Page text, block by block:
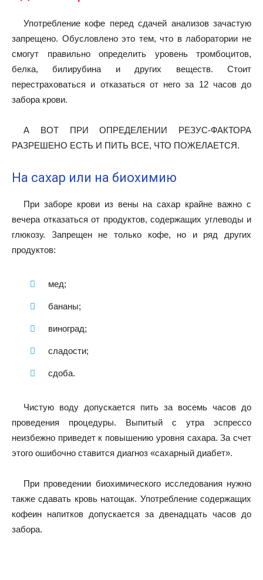
Употребление кофе перед сдачей анализов зачастую
запрещено. Обусловлено это тем, что в лаборатории не
смогут правильно определить уровень тромбоцитов,
белка, билирубина и других веществ. Стоит
перестраховаться и отказаться от него за 12 часов до
забора крови.
А ВОТ ПРИ ОПРЕДЕЛЕНИИ РЕЗУС-ФАКТОРА
РАЗРЕШЕНО ЕСТЬ И ПИТЬ ВСЕ, ЧТО ПОЖЕЛАЕТСЯ.
На сахар или на биохимию
При заборе крови из вены на сахар крайне важно с
вечера отказаться от продуктов, содержащих углеводы и
глюкозу. Запрещен не только кофе, но и ряд других
продуктов:
мед;
бананы;
виноград;
сладости;
сдоба.
Чистую воду допускается пить за восемь часов до
проведения процедуры. Выпитый с утра эспрессо
неизбежно приведет к повышению уровня сахара. За счет
этого ошибочно ставится диагноз «сахарный диабет».
При проведении биохимического исследования нужно
также сдавать кровь натощак. Употребление содержащих
кофеин напитков допускается за двенадцать часов до
забора.